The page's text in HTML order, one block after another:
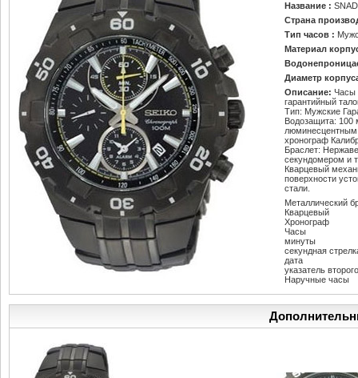
Название :
Страна
Тип часов :
Материал
Диаметр
Описание: Часы
гарантийный
Тип: Мужские
Водозащита: 100
люминесцентным
хронограф
Браслет:
секундомером и
Кварцевый
поверхности
стали.
Металлический
Кварцевый
Хронограф
Часы
минуты
секундная
дата
указатель
Наручные часы